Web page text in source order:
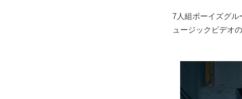
7人組ボーイズグル
ュージックビデオ